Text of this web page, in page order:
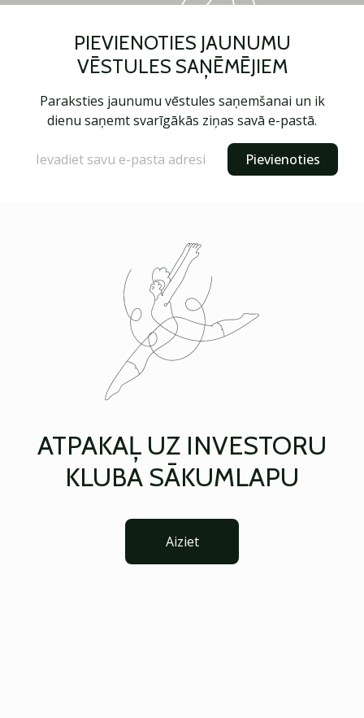
PIEVIENOTIES JAUNUMU
VĒSTULES SAŅĒMĒJIEM
Paraksties jaunumu vēstules saņemšanai un ik
dienu saņemt svarīgākās ziņas savā e-pastā.
Pievienoties
ATPAKAĻ UZ INVESTORU
KLUBA SĀKUMLAPU
Aiziet